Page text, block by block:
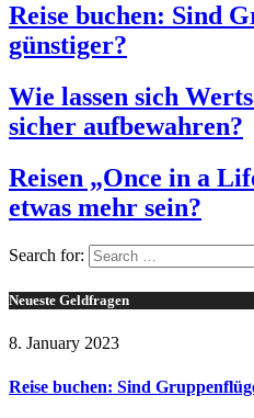
Reise buchen: Sind
günstiger?
Wie lassen sich
sicher aufbewahren?
Reisen „Once in a
etwas mehr sein?
Search for:
Neueste Geldfragen
8. January 2023
Reise buchen: Sind